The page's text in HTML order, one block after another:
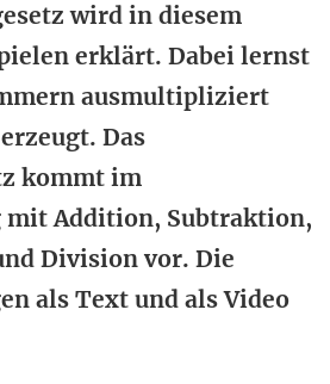
wird in diesem
erklärt. Dabei lernst
ausmultipliziert
Das
kommt im
mit Addition, Subtraktion,
Division vor. Die
als Text und als Video